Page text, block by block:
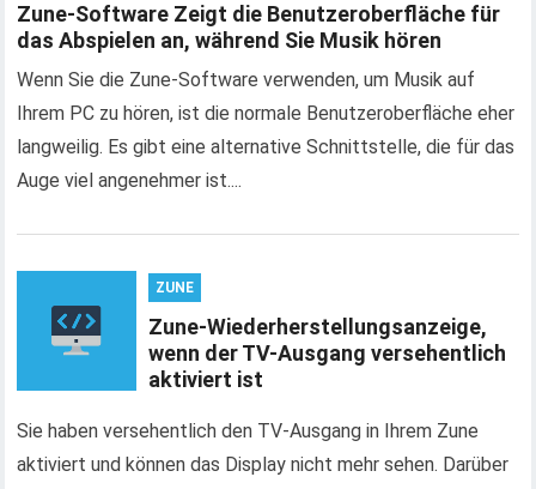
Zune-Software Zeigt die Benutzeroberfläche für
das Abspielen an, während Sie Musik hören
Wenn Sie die Zune-Software verwenden, um Musik auf
Ihrem PC zu hören, ist die normale Benutzeroberfläche eher
langweilig. Es gibt eine alternative Schnittstelle, die für das
Auge viel angenehmer ist....
ZUNE
Zune-Wiederherstellungsanzeige,
wenn der TV-Ausgang versehentlich
aktiviert ist
Sie haben versehentlich den TV-Ausgang in Ihrem Zune
aktiviert und können das Display nicht mehr sehen. Darüber